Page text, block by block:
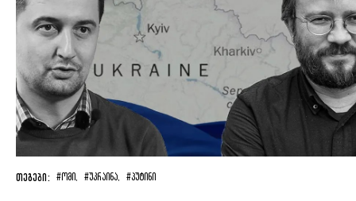
ᲗᲔᲒᲔᲑᲘ: #ᲝᲛᲘ, #ᲣᲙᲠᲐᲘᲜᲐ, #ᲞᲣᲢᲘᲜᲘ